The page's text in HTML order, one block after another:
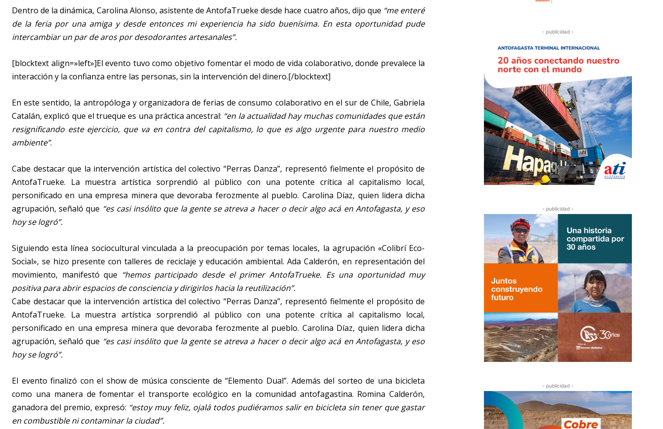
Dentro de la dinámica, Carolina Alonso, asistente de AntofaTrueke desde hace cuatro años, dijo que “me enteré
de la feria por una amiga y desde entonces mi experiencia ha sido buenísima. En esta oportunidad pude
intercambiar un par de aros por desodorantes artesanales”.
[blocktext align=»left»]El evento tuvo como objetivo fomentar el modo de vida colaborativo, donde prevalece la
interacción y la confianza entre las personas, sin la intervención del dinero.[/blocktext]
En este sentido, la antropóloga y organizadora de ferias de consumo colaborativo en el sur de Chile, Gabriela
Catalán, explicó que el trueque es una práctica ancestral: “en la actualidad hay muchas comunidades que están
resignificando este ejercicio, que va en contra del capitalismo, lo que es algo urgente para nuestro medio
ambiente”.
Cabe destacar que la intervención artística del colectivo “Perras Danza”, representó fielmente el propósito de
AntofaTrueke. La muestra artística sorprendió al público con una potente crítica al capitalismo local,
personificado en una empresa minera que devoraba ferozmente al pueblo. Carolina Díaz, quien lidera dicha
agrupación, señaló que “es casi insólito que la gente se atreva a hacer o decir algo acá en Antofagasta, y eso
hoy se logró”.
Siguiendo esta línea sociocultural vinculada a la preocupación por temas locales, la agrupación «Colibrí Eco-
Social», se hizo presente con talleres de reciclaje y educación ambiental. Ada Calderón, en representación del
movimiento, manifestó que “hemos participado desde el primer AntofaTrueke. Es una oportunidad muy
positiva para abrir espacios de consciencia y dirigirlos hacia la reutilización”.
Cabe destacar que la intervención artística del colectivo “Perras Danza”, representó fielmente el propósito de
AntofaTrueke. La muestra artística sorprendió al público con una potente crítica al capitalismo local,
personificado en una empresa minera que devoraba ferozmente al pueblo. Carolina Díaz, quien lidera dicha
agrupación, señaló que “es casi insólito que la gente se atreva a hacer o decir algo acá en Antofagasta, y eso
hoy se logró”.
El evento finalizó con el show de música consciente de “Elemento Dual”. Además del sorteo de una bicicleta
como una manera de fomentar el transporte ecológico en la comunidad antofagastina. Romina Calderón,
ganadora del premio, expresó: “estoy muy feliz, ojalá todos pudiéramos salir en bicicleta sin tener que gastar
en combustible ni contaminar la ciudad”.
- publicidad -
- publicidad -
- publicidad -